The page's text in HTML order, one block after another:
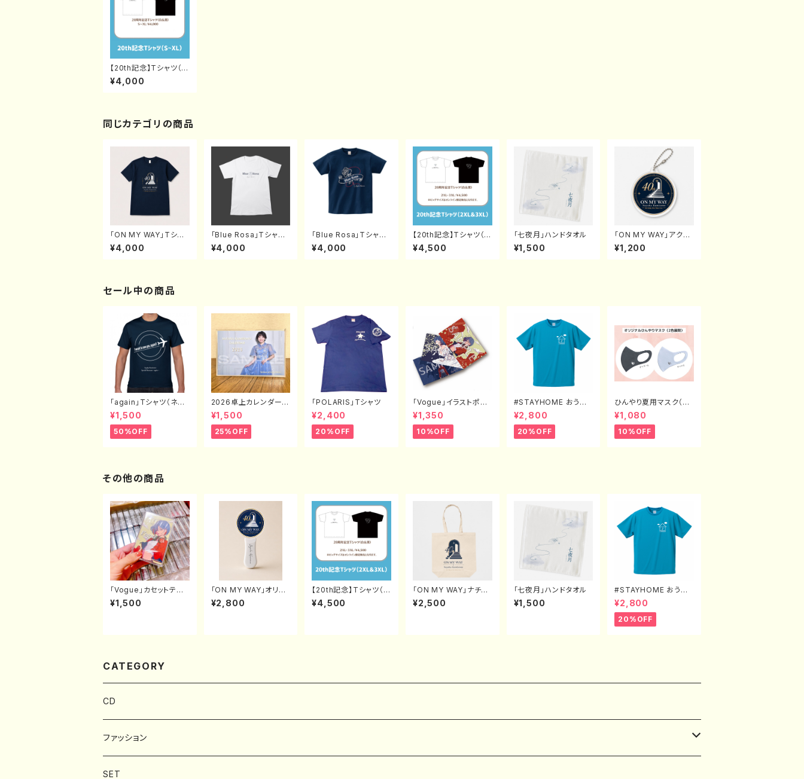
【20th記念】Tシャツ（白
or黒）S〜XL
¥4,000
同じカテゴリの商品
「ON MY WAY」Tシャ
ツ（S〜XL）
¥4,000
「Blue Rosa」Tシャツ
（デザインB：ホワイト）
S〜XL
¥4,000
「Blue Rosa」Tシャツ
（デザインA：メトロブル
ー）S〜XL
¥4,000
【20th記念】Tシャツ（白
or黒）2XL＆3XL（オン
ライン限定）
¥4,500
「七夜月」ハンドタオル
¥1,500
「ON MY WAY」アクリ
ルキーホルダー (大)
¥1,200
セール中の商品
「again」Tシャツ（ネイ
ビー）
¥1,500
50%OFF
2026卓上カレンダー
（全16枚封入）
¥1,500
25%OFF
「POLARIS」Tシャツ
¥2,400
20%OFF
「Vogue」イラストポス
トカード（3枚セット）
¥1,350
10%OFF
#STAYHOME おうち
だいすきTシャツ（XX
L〜XXXXL）
¥2,800
20%OFF
ひんやり夏用マスク（2
色展開）
¥1,080
10%OFF
その他の商品
「Vogue」カセットテー
プ（数量限定）
¥1,500
「ON MY WAY」オリジ
ナルペンライト
¥2,800
【20th記念】Tシャツ（白
or黒）2XL＆3XL（オン
ライン限定）
¥4,500
「ON MY WAY」ナチュ
ラルトートバッグ
¥2,500
「七夜月」ハンドタオル
¥1,500
#STAYHOME おうち
だいすきTシャツ（XX
L〜XXXXL）
¥2,800
20%OFF
CATEGORY
CD
ファッション
BAG
SET